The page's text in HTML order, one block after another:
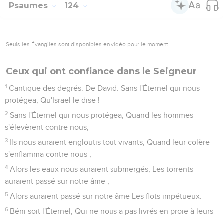
Psaumes 124
Seuls les Évangiles sont disponibles en vidéo pour le moment.
Ceux qui ont confiance dans le Seigneur
1 Cantique des degrés. De David. Sans l'Éternel qui nous
protégea, Qu'Israël le dise !
2 Sans l'Éternel qui nous protégea, Quand les hommes
s'élevèrent contre nous,
3 Ils nous auraient engloutis tout vivants, Quand leur colère
s'enflamma contre nous ;
4 Alors les eaux nous auraient submergés, Les torrents
auraient passé sur notre âme ;
5 Alors auraient passé sur notre âme Les flots impétueux.
6 Béni soit l'Éternel, Qui ne nous a pas livrés en proie à leurs